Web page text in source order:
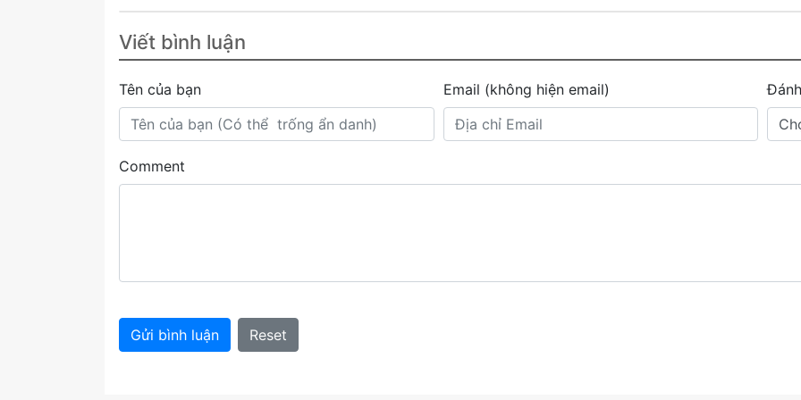
Viết bình luận
Tên của bạn Email (không hiện email)
Comment
Gửi bình luận Reset